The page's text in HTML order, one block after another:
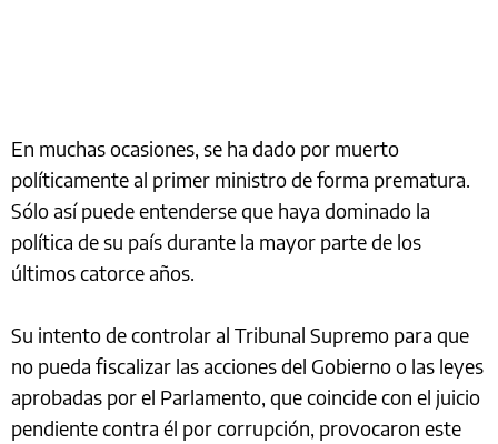
En muchas ocasiones, se ha dado por muerto
políticamente al primer ministro de forma prematura.
Sólo así puede entenderse que haya dominado la
política de su país durante la mayor parte de los
últimos catorce años.
Su intento de controlar al Tribunal Supremo para que
no pueda fiscalizar las acciones del Gobierno o las leyes
aprobadas por el Parlamento, que coincide con el juicio
pendiente contra él por corrupción, provocaron este